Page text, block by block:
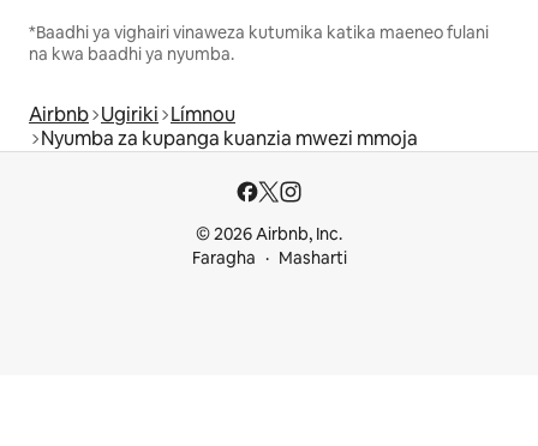
*Baadhi ya vighairi vinaweza kutumika katika maeneo fulani
na kwa baadhi ya nyumba.
Airbnb Ugiriki Límnou
Nyumba za kupanga kuanzia mwezi mmoja
© 2026 Airbnb, Inc.
Faragha
Masharti